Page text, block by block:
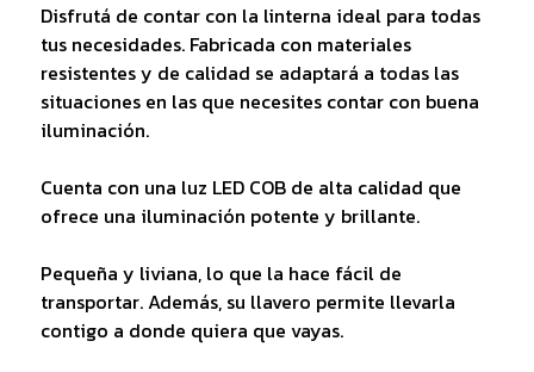
Disfrutá de contar con la linterna ideal para todas
tus necesidades. Fabricada con materiales
resistentes y de calidad se adaptará a todas las
situaciones en las que necesites contar con buena
iluminación.
Cuenta con una luz LED COB de alta calidad que
ofrece una iluminación potente y brillante.
Pequeña y liviana, lo que la hace fácil de
transportar. Además, su llavero permite llevarla
contigo a donde quiera que vayas.